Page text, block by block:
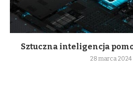
Sztuczna inteligencja
28 marca 2024